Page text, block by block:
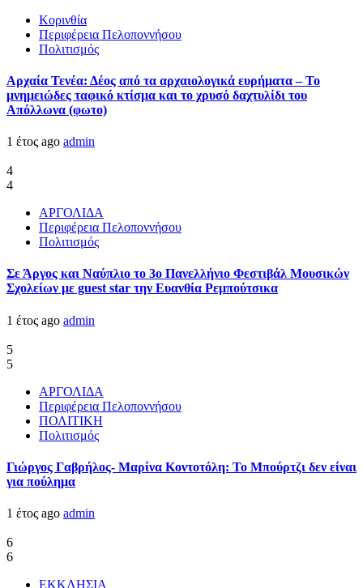
Κορινθία
Περιφέρεια Πελοποννήσου
Πολιτισμός
Αρχαία Τενέα: Δέος από τα αρχαιολογικά ευρήματα – Το
μνημειώδες ταφικό κτίσμα και το χρυσό δαχτυλίδι του
Απόλλωνα (φωτο)
1 έτος ago admin
4
4
ΑΡΓΟΛΙΔΑ
Περιφέρεια Πελοποννήσου
Πολιτισμός
Σε Άργος και Ναύπλιο το 3ο Πανελλήνιο Φεστιβάλ Μουσικών
Σχολείων με guest star την Ευανθία Ρεμπούτσικα
1 έτος ago admin
5
5
ΑΡΓΟΛΙΔΑ
Περιφέρεια Πελοποννήσου
ΠΟΛΙΤΙΚΗ
Πολιτισμός
Γιώργος Γαβρήλος- Μαρίνα Κοντοτόλη: Το Μπούρτζι δεν είναι
για πούλημα
1 έτος ago admin
6
6
ΕΚΚΛΗΣΙΑ